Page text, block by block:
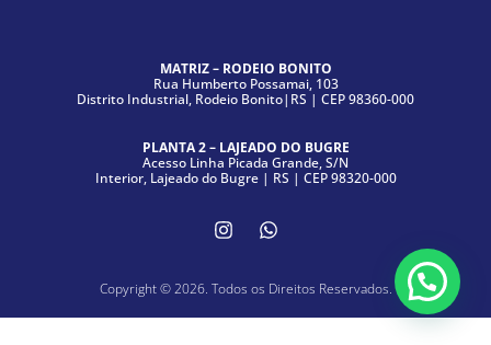
MATRIZ – RODEIO BONITO
Rua Humberto Possamai, 103
Distrito Industrial, Rodeio Bonito|RS | CEP 98360-000
PLANTA 2 – LAJEADO DO BUGRE
Acesso Linha Picada Grande, S/N
Interior, Lajeado do Bugre | RS | CEP 98320-000
Copyright © 2026. Todos os Direitos Reservados.